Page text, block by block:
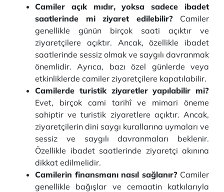
Camiler açık mıdır, yoksa sadece ibadet
saatlerinde mi ziyaret edilebilir? Camiler
genellikle günün birçok saati açıktır ve
ziyaretçilere açıktır. Ancak, özellikle ibadet
saatlerinde sessiz olmak ve saygılı davranmak
önemlidir. Ayrıca, bazı özel günlerde veya
etkinliklerde camiler ziyaretçilere kapatılabilir.
Camilerde turistik ziyaretler yapılabilir mi?
Evet, birçok cami tarihî ve mimari öneme
sahiptir ve turistik ziyaretlere açıktır. Ancak,
ziyaretçilerin dini saygı kurallarına uymaları ve
sessiz ve saygılı davranmaları beklenir.
Özellikle ibadet saatlerinde ziyaretçi akınına
dikkat edilmelidir.
Camilerin finansmanı nasıl sağlanır? Camiler
genellikle bağışlar ve cemaatin katkılarıyla